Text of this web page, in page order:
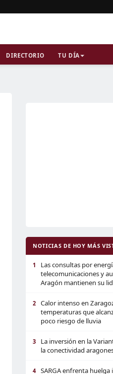
DIRECTORIO TU DÍA
NOTICIAS DE HOY MÁS
1
Las consultas por
telecomunicaciones y
Aragón mantienen su
2
Calor intenso en
temperaturas que
poco riesgo de lluvia
3
La inversión en la
la conectividad
4
SARGA enfrenta